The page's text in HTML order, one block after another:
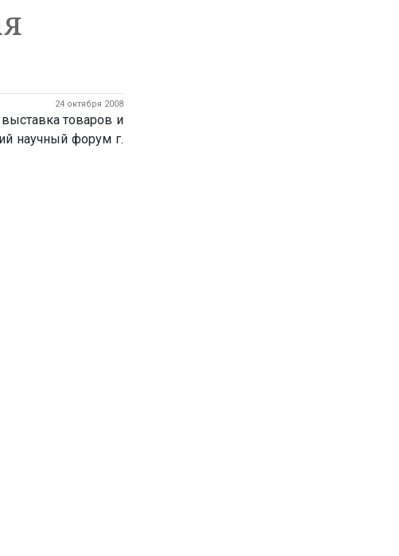
24 октября 2008
товаров и
научный форум г.